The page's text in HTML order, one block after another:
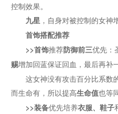
控制效果。
九星 ，自身对被控制的女神
首饰搭配推荐
>>首饰推荐防御前三优先：
赐增加回蓝保证回血，最后再补
这女神没有攻击百分比系数的
而生命有，所以提高生命值也等
>>装备优先培养衣服、鞋子